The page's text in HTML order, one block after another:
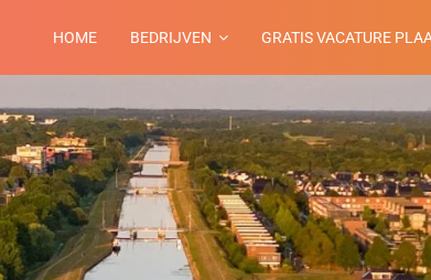
HOME BEDRIJVEN GRATIS VACATURE